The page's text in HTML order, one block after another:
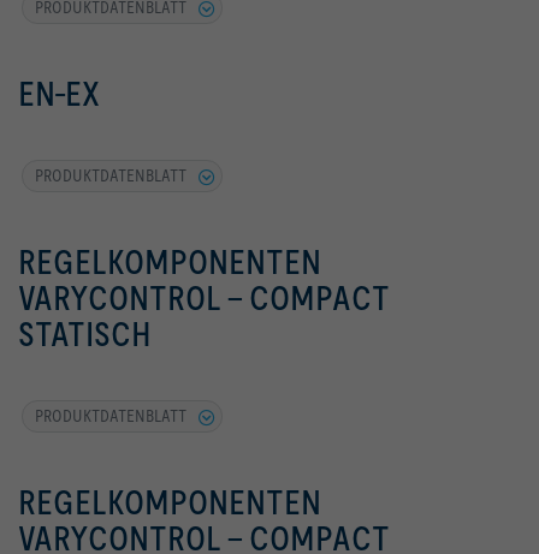
PRODUKTDATENBLATT
EN-EX
PRODUKTDATENBLATT
REGELKOMPONENTEN
VARYCONTROL - COMPACT
STATISCH
PRODUKTDATENBLATT
REGELKOMPONENTEN
VARYCONTROL - COMPACT